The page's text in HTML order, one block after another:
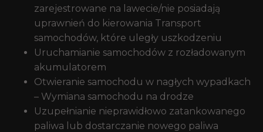
zarejestrowane na lawecie/nie posiadają
uprawnień do kierowania Transport
samochodów, które uległy uszkodzeniu
Uruchamianie samochodów z rozładowanym
akumulatorem
Otwieranie samochodu w nagłych wypadkach
– Wymiana samochodu na drodze
Uzupełnianie nieprawidłowo zatankowanego
paliwa lub dostarczanie nowego paliwa